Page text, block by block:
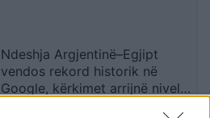
Ndeshja Argjentinë–Egjipt
vendos rekord historik në
Google, kërkimet arrijnë nivele